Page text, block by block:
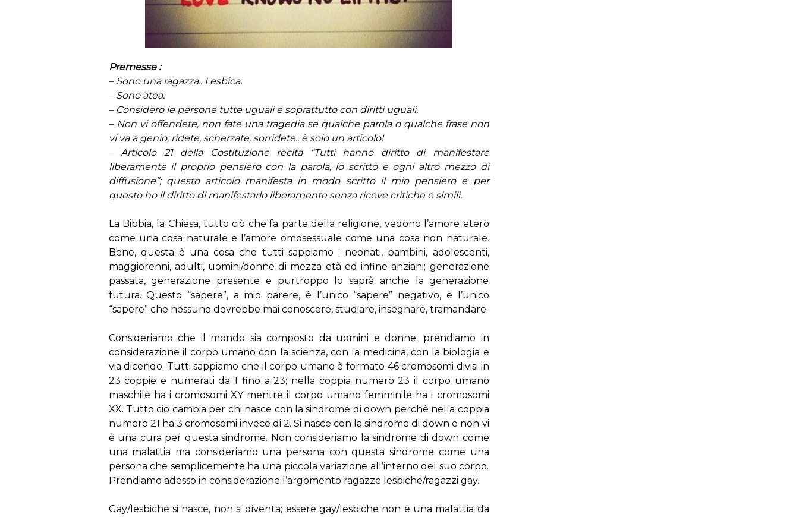
Premesse :
– Sono una ragazza.. Lesbica.
– Sono atea.
– Considero le persone tutte uguali e soprattutto con diritti uguali.
– Non vi offendete, non fate una tragedia se qualche parola o qualche frase non
vi va a genio; ridete, scherzate, sorridete.. è solo un articolo!
– Articolo 21 della Costituzione recita “Tutti hanno diritto di manifestare
liberamente il proprio pensiero con la parola, lo scritto e ogni altro mezzo di
diffusione”; questo articolo manifesta in modo scritto il mio pensiero e per
questo ho il diritto di manifestarlo liberamente senza riceve critiche e simili.
La Bibbia, la Chiesa, tutto ciò che fa parte della religione, vedono l’amore etero
come una cosa naturale e l’amore omosessuale come una cosa non naturale.
Bene, questa è una cosa che tutti sappiamo : neonati, bambini, adolescenti,
maggiorenni, adulti, uomini/donne di mezza età ed infine anziani; generazione
passata, generazione presente e purtroppo lo saprà anche la generazione
futura. Questo “sapere”, a mio parere, è l’unico “sapere” negativo, è l’unico
“sapere” che nessuno dovrebbe mai conoscere, studiare, insegnare, tramandare.
Consideriamo che il mondo sia composto da uomini e donne; prendiamo in
considerazione il corpo umano con la scienza, con la medicina, con la biologia e
via dicendo. Tutti sappiamo che il corpo umano è formato 46 cromosomi divisi in
23 coppie e numerati da 1 fino a 23; nella coppia numero 23 il corpo umano
maschile ha i cromosomi XY mentre il corpo umano femminile ha i cromosomi
XX. Tutto ciò cambia per chi nasce con la sindrome di down perchè nella coppia
numero 21 ha 3 cromosomi invece di 2. Si nasce con la sindrome di down e non vi
è una cura per questa sindrome. Non consideriamo la sindrome di down come
una malattia ma consideriamo una persona con questa sindrome come una
persona che semplicemente ha una piccola variazione all’interno del suo corpo.
Prendiamo adesso in considerazione l’argomento ragazze lesbiche/ragazzi gay.
Gay/lesbiche si nasce, non si diventa; essere gay/lesbiche non è una malattia da